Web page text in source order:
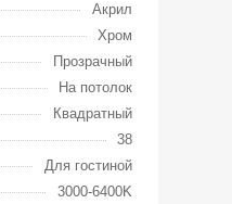
Акрил
Хром
Прозрачный
На потолок
Квадратный
38
Для гостиной
3000-6400K